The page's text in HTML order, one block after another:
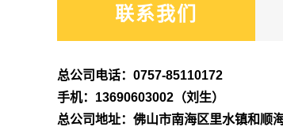
联系我们
总公司电话：0757-85110172
手机：13690603002（刘生）
总公司地址：佛山市南海区里水镇和顺